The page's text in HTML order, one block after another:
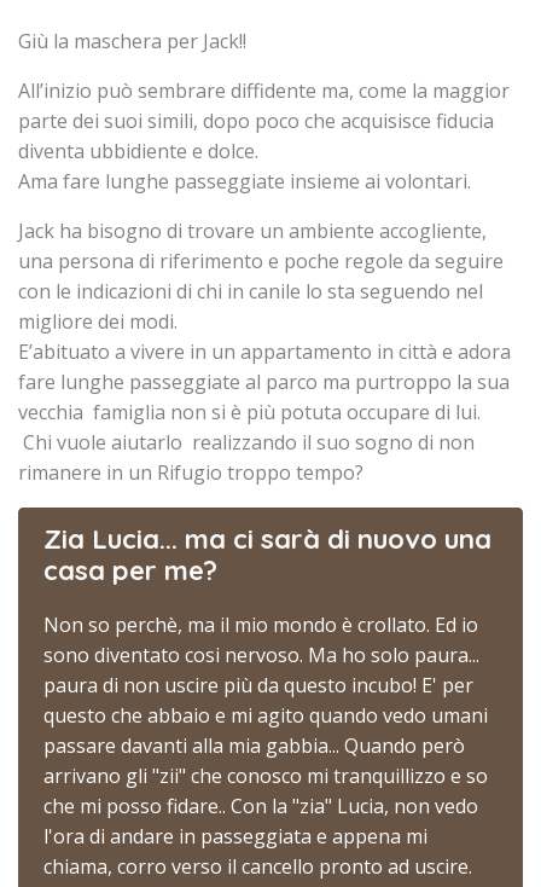
Giù la maschera per Jack!!
All’inizio può sembrare diffidente ma, come la maggior
parte dei suoi simili, dopo poco che acquisisce fiducia
diventa ubbidiente e dolce.
Ama fare lunghe passeggiate insieme ai volontari.
Jack ha bisogno di trovare un ambiente accogliente,
una persona di riferimento e poche regole da seguire
con le indicazioni di chi in canile lo sta seguendo nel
migliore dei modi.
E’abituato a vivere in un appartamento in città e adora
fare lunghe passeggiate al parco ma purtroppo la sua
vecchia famiglia non si è più potuta occupare di lui.
Chi vuole aiutarlo realizzando il suo sogno di non
rimanere in un Rifugio troppo tempo?
Zia Lucia... ma ci sarà di nuovo una
casa per me?
Non so perchè, ma il mio mondo è crollato. Ed io
sono diventato cosi nervoso. Ma ho solo paura...
paura di non uscire più da questo incubo! E' per
questo che abbaio e mi agito quando vedo umani
passare davanti alla mia gabbia... Quando però
arrivano gli "zii" che conosco mi tranquillizzo e so
che mi posso fidare.. Con la "zia" Lucia, non vedo
l'ora di andare in passeggiata e appena mi
chiama, corro verso il cancello pronto ad uscire.